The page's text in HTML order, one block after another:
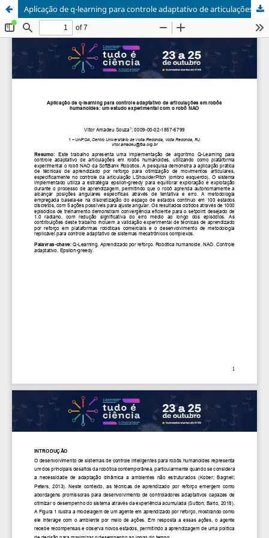
Aplicação de q-learning para controle adaptativo de articulações em robôs humanoides